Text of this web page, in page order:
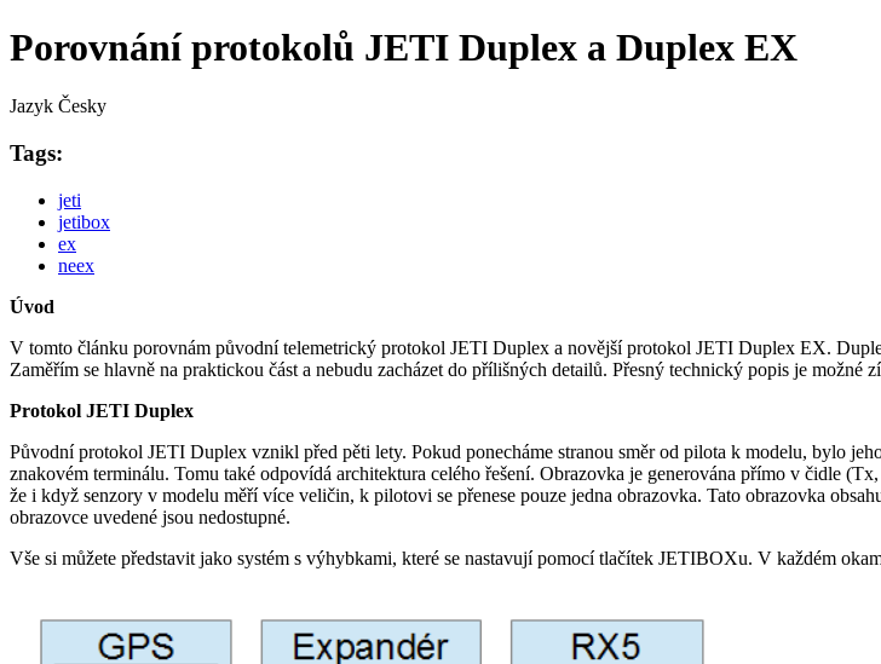
Porovnání protokolů JETI Duplex a Duplex EX
Jazyk Česky
Tags:
jeti
jetibox
ex
neex
Úvod
V tomto článku porovnám původní telemetrický protokol JETI Duplex a novější protokol JETI Duplex EX.
Zaměřím se hlavně na praktickou část a nebudu zacházet do přílišných detailů. Přesný technický popis je možné
Protokol JETI Duplex
Původní protokol JETI Duplex vznikl před pěti lety. Pokud ponecháme stranou směr od pilota k modelu, bylo
znakovém terminálu. Tomu také odpovídá architektura celého řešení. Obrazovka je generována přímo v čidle
že i když senzory v modelu měří více veličin, k pilotovi se přenese pouze jedna obrazovka. Tato obrazovka
obrazovce uvedené jsou nedostupné.
Vše si můžete představit jako systém s výhybkami, které se nastavují pomocí tlačítek JETIBOXu. V každém